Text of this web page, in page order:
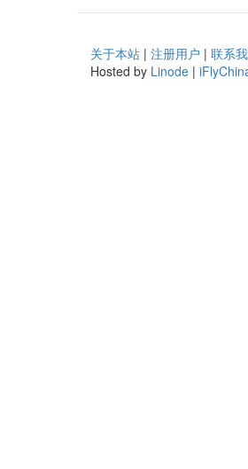
关于本站 | 注册用户 | 联系
Hosted by Linode |